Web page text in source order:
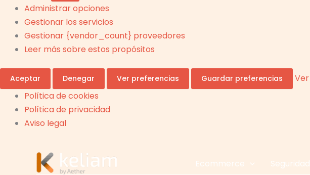
Administrar opciones
Gestionar los servicios
Gestionar {vendor_count} proveedores
Leer más sobre estos propósitos
Aceptar Denegar Ver preferencias Guardar preferencias
Política de cookies
Política de privacidad
Aviso legal
Ecommerce Seguridad